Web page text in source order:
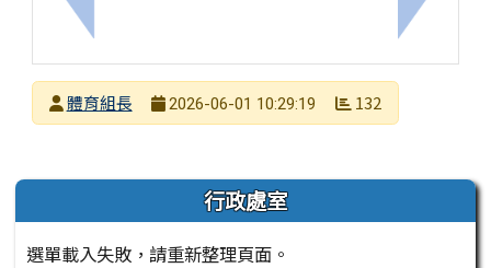
上一筆：函轉臺南市幼獅青年志願服務協會辦理「
下一筆：
發布者
體育組長
2026-06-01 10:29:19 132
左邊區域內容 行政處室
選單載入失敗，請重新整理頁面。